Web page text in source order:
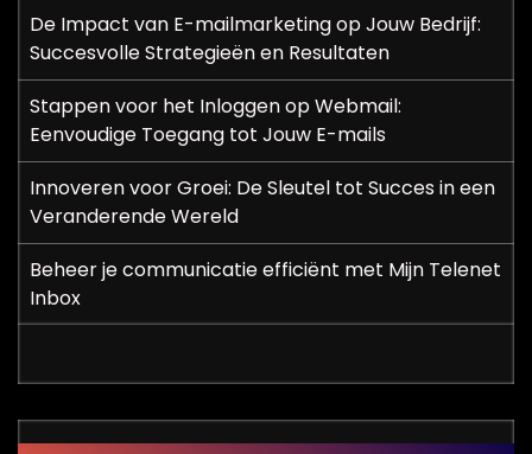
De Impact van E-mailmarketing op Jouw Bedrijf:
Succesvolle Strategieën en Resultaten
Stappen voor het Inloggen op Webmail:
Eenvoudige Toegang tot Jouw E-mails
Innoveren voor Groei: De Sleutel tot Succes in een
Veranderende Wereld
Beheer je communicatie efficiënt met Mijn Telenet
Inbox